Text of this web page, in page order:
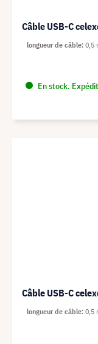
Câble USB-C
En stock.
longueur de câble 0,5
Câble USB-C
longueur de câble 0,5